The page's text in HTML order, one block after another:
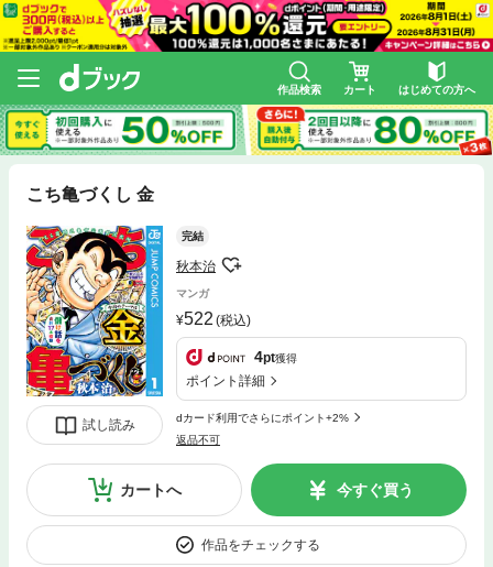
作品検索 カート はじめての方へ
こち亀づくし 金
試し読み
完結
秋本治
マンガ
522 (税込)
4pt獲得
ポイント詳細
dカード利用でさらにポイント+2%
返品不可
カートへ 今すぐ買う
作品をチェックする